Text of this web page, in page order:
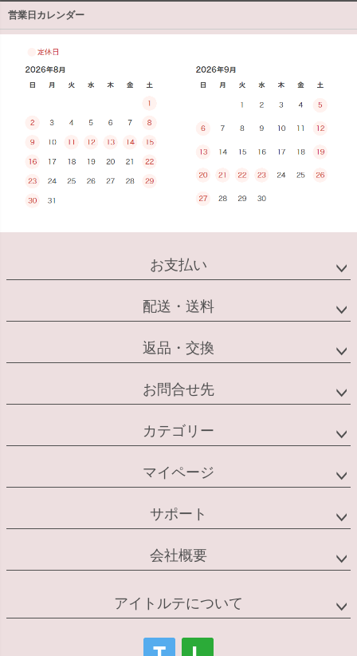
営業日カレンダー
お支払い
配送・送料
返品・交換
お問合せ先
カテゴリー
マイページ
サポート
会社概要
アイトルテについて